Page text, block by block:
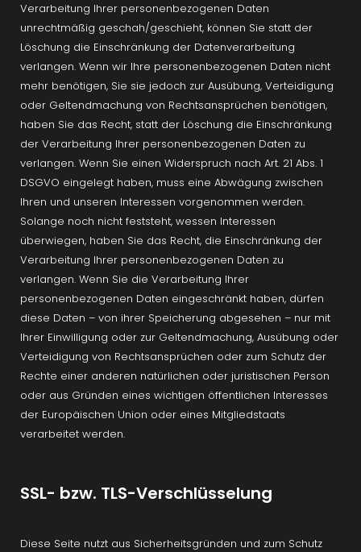
Verarbeitung Ihrer personenbezogenen Daten
unrechtmäßig geschah/geschieht, können Sie statt der
Löschung die Einschränkung der Datenverarbeitung
verlangen. Wenn wir Ihre personenbezogenen Daten nicht
mehr benötigen, Sie sie jedoch zur Ausübung, Verteidigung
oder Geltendmachung von Rechtsansprüchen benötigen,
haben Sie das Recht, statt der Löschung die Einschränkung
der Verarbeitung Ihrer personenbezogenen Daten zu
verlangen. Wenn Sie einen Widerspruch nach Art. 21 Abs. 1
DSGVO eingelegt haben, muss eine Abwägung zwischen
Ihren und unseren Interessen vorgenommen werden.
Solange noch nicht feststeht, wessen Interessen
überwiegen, haben Sie das Recht, die Einschränkung der
Verarbeitung Ihrer personenbezogenen Daten zu
verlangen. Wenn Sie die Verarbeitung Ihrer
personenbezogenen Daten eingeschränkt haben, dürfen
diese Daten – von ihrer Speicherung abgesehen – nur mit
Ihrer Einwilligung oder zur Geltendmachung, Ausübung oder
Verteidigung von Rechtsansprüchen oder zum Schutz der
Rechte einer anderen natürlichen oder juristischen Person
oder aus Gründen eines wichtigen öffentlichen Interesses
der Europäischen Union oder eines Mitgliedstaats
verarbeitet werden.
SSL- bzw. TLS-Verschlüsselung
Diese Seite nutzt aus Sicherheitsgründen und zum Schutz